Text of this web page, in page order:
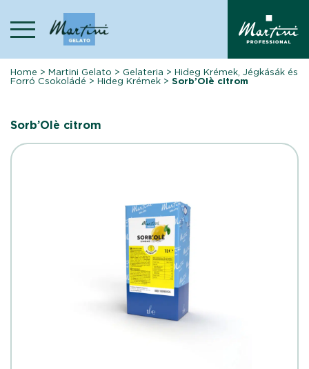
content
Home >Martini Gelato > Gelateria >Hideg Krémek, Jégkásák és
Forró Csokoládé >Hideg Krémek >Sorb’Olè citrom
Sorb’Olè citrom